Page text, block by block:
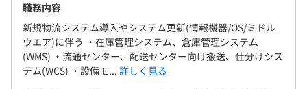
職務内容
新規物流システム導入やシステム更新(情報機器/OS/ミドル
ウエア)に伴う ・在庫管理システム、倉庫管理システム
(WMS) ・流通センター、配送センター向け搬送、仕分けシス
テム(WCS) ・設備モ... 詳しく見る